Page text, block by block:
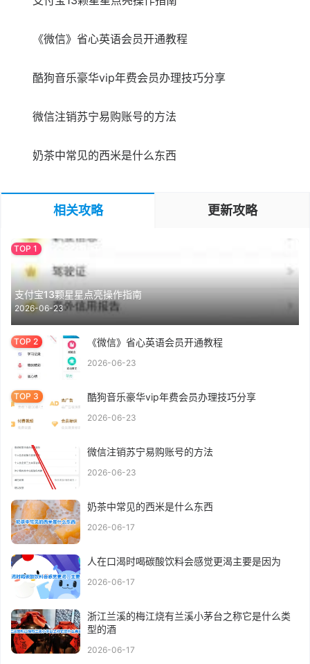
《微信》省心英语会员开通教程
酷狗音乐豪华vip年费会员办理技巧分享
微信注销苏宁易购账号的方法
奶茶中常见的西米是什么东西
相关攻略 更新攻略
支付宝13颗星星点亮操作指南
2026-06-23
《微信》省心英语会员开通教程
2026-06-23
酷狗音乐豪华vip年费会员办理技巧分享
2026-06-23
微信注销苏宁易购账号的方法
2026-06-23
奶茶中常见的西米是什么东西
2026-06-17
人在口渴时喝碳酸饮料会感觉更渴主要是因为
2026-06-17
浙江兰溪的梅江烧有兰溪小茅台之称它是什么类
型的酒
2026-06-17